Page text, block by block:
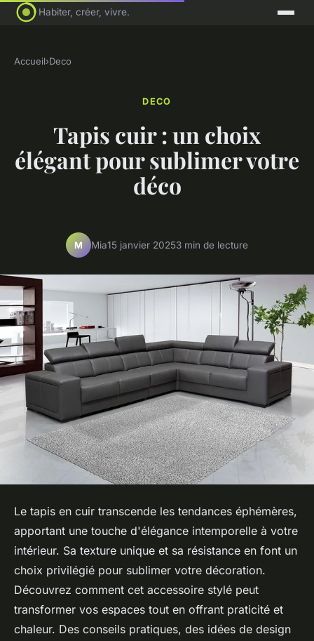
Habiter, créer, vivre.
Accueil›Deco
DECO
Tapis cuir : un choix
élégant pour sublimer votre
déco
M Mia15 janvier 20253 min de lecture
Le tapis en cuir transcende les tendances éphémères,
apportant une touche d'élégance intemporelle à votre
intérieur. Sa texture unique et sa résistance en font un
choix privilégié pour sublimer votre décoration.
Découvrez comment cet accessoire stylé peut
transformer vos espaces tout en offrant praticité et
chaleur. Des conseils pratiques, des idées de design